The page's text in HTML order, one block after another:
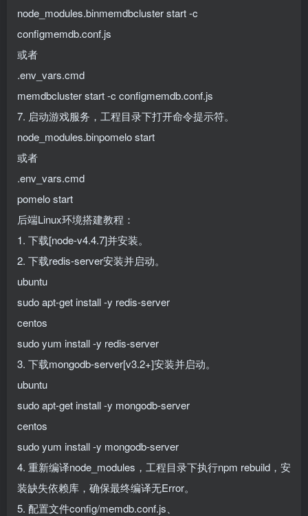
node_modules.binmemdbcluster start -c
configmemdb.conf.js
或者
.env_vars.cmd
memdbcluster start -c configmemdb.conf.js
7. 启动游戏服务，工程目录下打开命令提示符。
node_modules.binpomelo start
或者
.env_vars.cmd
pomelo start
后端Linux环境搭建教程：
1. 下载[node-v4.4.7]并安装。
2. 下载redis-server安装并启动。
ubuntu
sudo apt-get install -y redis-server
centos
sudo yum install -y redis-server
3. 下载mongodb-server[v3.2+]安装并启动。
ubuntu
sudo apt-get install -y mongodb-server
centos
sudo yum install -y mongodb-server
4. 重新编译node_modules，工程目录下执行npm rebuild，安
装缺失依赖库，确保最终编译无Error。
5. 配置文件config/memdb.conf.js、